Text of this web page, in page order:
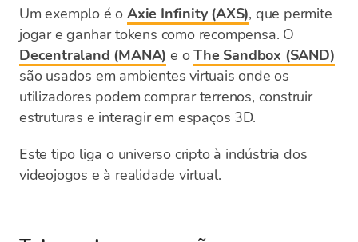
Um exemplo é o Axie Infinity (AXS), que permite
jogar e ganhar tokens como recompensa. O
Decentraland (MANA) e oThe Sandbox (SAND)
são usados em ambientes virtuais onde os
utilizadores podem comprar terrenos, construir
estruturas e interagir em espaços 3D.
Este tipo liga o universo cripto à indústria dos
videojogos e à realidade virtual.